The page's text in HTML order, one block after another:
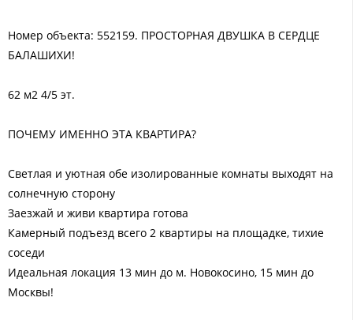
Номер объекта: 552159. ПРОСТОРНАЯ ДВУШКА В СЕРДЦЕ
БАЛАШИХИ!
62 м2 4/5 эт.
ПОЧЕМУ ИМЕННО ЭТА КВАРТИРА?
Светлая и уютная обе изолированные комнаты выходят на
солнечную сторону
Заезжай и живи квартира готова
Камерный подъезд всего 2 квартиры на площадке, тихие
соседи
Идеальная локация 13 мин до м. Новокосино, 15 мин до
Москвы!